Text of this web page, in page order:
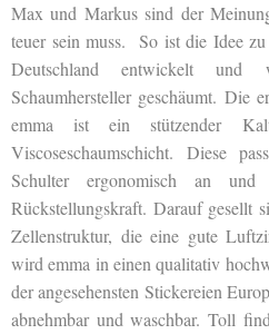
Max und Markus sind der
teuer sein muss. So ist die Idee
Deutschland entwickelt
Schaumhersteller geschäumt. Die
emma ist ein stützender
Viscoseschaumschicht. Diese
Schulter ergonomisch an
Rückstellungskraft. Darauf gesellt
Zellenstruktur, die eine gute
wird emma in einen qualitativ
der angesehensten Stickereien
abnehmbar und waschbar. Toll